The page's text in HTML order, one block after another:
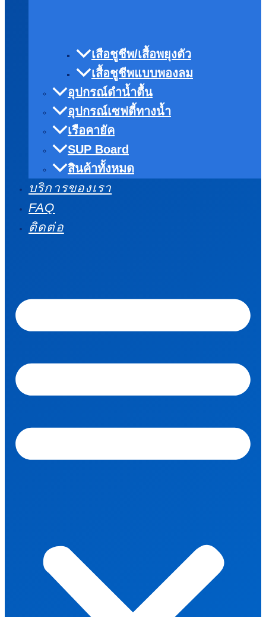
เสือชูชีพ/เสื้อพยุงตัว
เสื้อชูชีพแบบพองลม
อุปกรณ์ดำน้ำตื้น
อุปกรณ์เซฟตี้ทางน้ำ
เรือคายัค
SUP Board
สินค้าทั้งหมด
บริการของเรา
FAQ
ติดต่อ